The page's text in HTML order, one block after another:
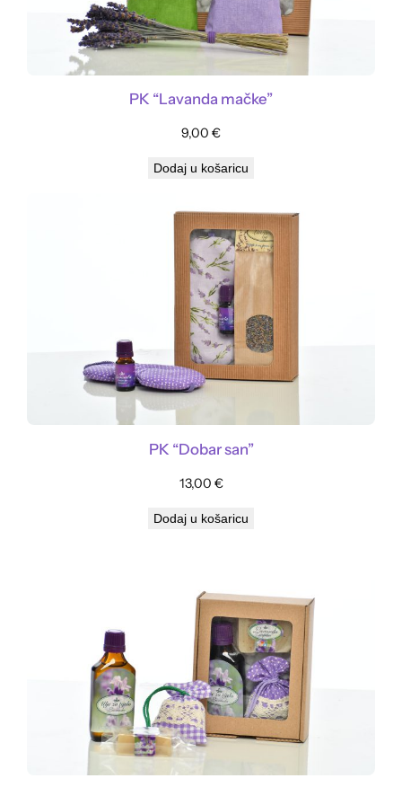
PK “Lavanda mačke”
9,00 €
Dodaj u košaricu
PK “Dobar san”
13,00 €
Dodaj u košaricu